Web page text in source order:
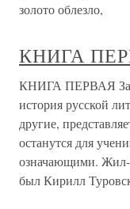
золото облезло,
КНИГА
КНИГА ПЕРВАЯ За
история русской
другие,
останутся для
означающими. Жил-
был Кирилл